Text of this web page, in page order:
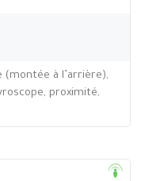
(montée à l’arrière),
proximité,